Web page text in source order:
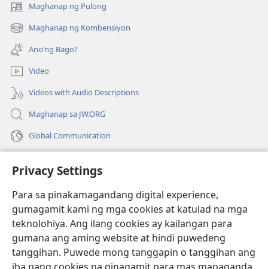
Privacy Settings
Para sa pinakamagandang digital experience,
gumagamit kami ng mga cookies at katulad na mga
teknolohiya. Ang ilang cookies ay kailangan para
gumana ang aming website at hindi puwedeng
tanggihan. Puwede mong tanggapin o tanggihan ang
Maghanap ng Pulong
(may
bubukas
na
bagong
window)
Maghanap ng Kombensiyon
(may
bubukas
na
bagong
window)
Ano’ng Bago?
Video
Videos with Audio Descriptions
Maghanap sa JW.ORG
Global Communication
(may
na
bagong
window)
Watchtower ONLINE LIBRARY™
(may
bubukas
na
bagong
JW Hub ®
(may
bubukas